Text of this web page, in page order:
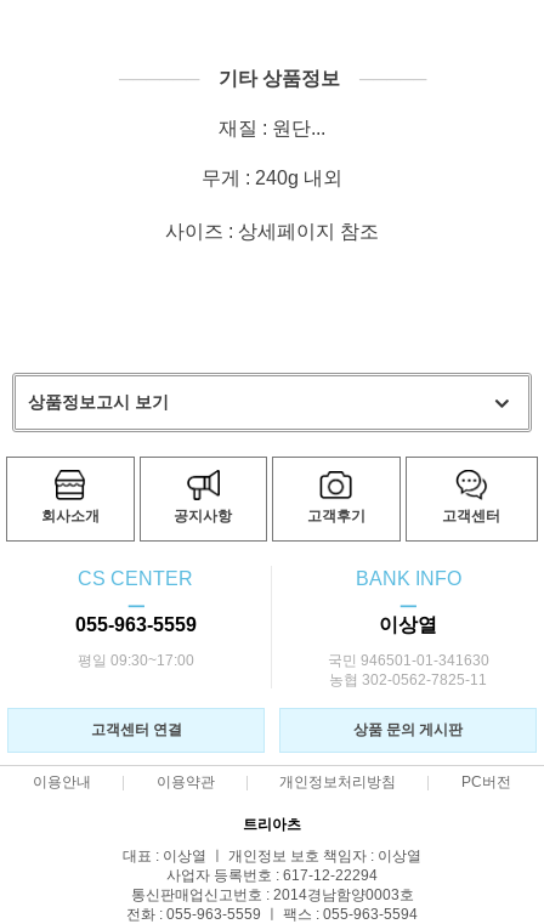
────── 기타 상품정보 ─────
재질 : 원단...
무게 : 240g 내외
사이즈 : 상세페이지 참조
상품정보고시 보기
회사소개 공지사항 고객후기 고객센터
CS CENTER
ㅡ
055-963-5559
평일 09:30~17:00
BANK INFO
ㅡ
이상열
국민 946501-01-341630
농협 302-0562-7825-11
고객센터 연결 상품 문의 게시판
이용안내 이용약관 개인정보처리방침 PC버전
트리아츠
대표 : 이상열 ㅣ 개인정보 보호 책임자 : 이상열
사업자 등록번호 : 617-12-22294
통신판매업신고번호 : 2014경남함양0003호
전화 : 055-963-5559 ㅣ 팩스 : 055-963-5594